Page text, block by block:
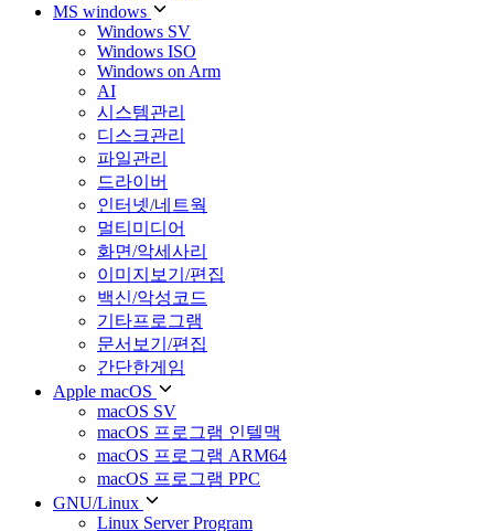
MS windows
Windows SV
Windows ISO
Windows on Arm
AI
시스템관리
디스크관리
파일관리
드라이버
인터넷/네트웍
멀티미디어
화면/악세사리
이미지보기/편집
백신/악성코드
기타프로그램
문서보기/편집
간단한게임
Apple macOS
macOS SV
macOS 프로그램 인텔맥
macOS 프로그램 ARM64
macOS 프로그램 PPC
GNU/Linux
Linux Server Program